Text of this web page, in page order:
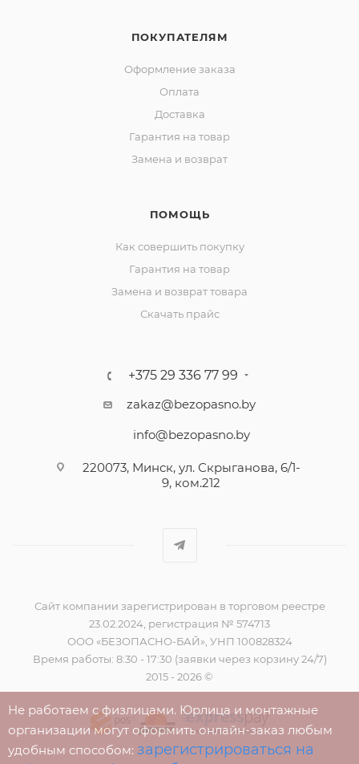
ПОКУПАТЕЛЯМ
Оформление заказа
Оплата
Доставка
Гарантия на товар
Замена и возврат
ПОМОЩЬ
Как совершить покупку
Гарантия на товар
Замена и возврат товара
Скачать прайс
+375 29 336 77 99
zakaz@bezopasno.by
info@bezopasno.by
220073, Минск, ул. Скрыганова, 6/1-
9, ком.212
Сайт компании зарегистрирован в торговом реестре
23.02.2024, регистрация № 574713
ООО «БЕЗОПАСНО-БАЙ», УНП 100828324
Время работы: 8:30 - 17:30 (заявки через корзину 24/7)
2015 - 2026 ©
Не работаем с физлицами. Юрлица и монтажные
организации могут оформить онлайн-заказ любым
удобным способом: зарегистрироваться на